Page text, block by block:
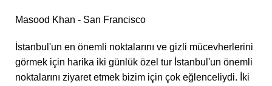
Masood Khan - San Francisco
İstanbul'un en önemli noktalarını ve gizli mücevherlerini
görmek için harika iki günlük özel tur İstanbul'un önemli
noktalarını ziyaret etmek bizim için çok eğlenceliydi. İki